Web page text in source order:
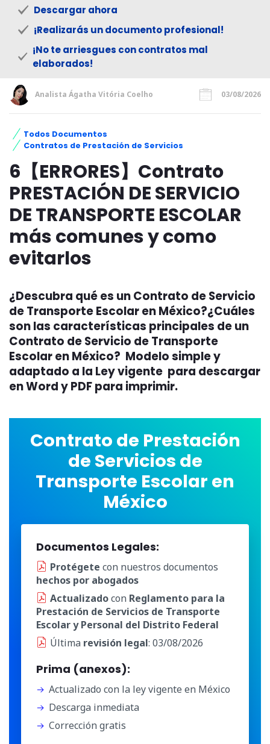
Descargar ahora
¡Realizarás un documento profesional!
¡No te arriesgues con contratos mal
elaborados!
Analista Ágatha Vitória Coelho 03/08/2026
Todos Documentos
Contratos de Prestación de Servicios
6【ERRORES】Contrato
PRESTACIÓN DE SERVICIO
DE TRANSPORTE ESCOLAR
más comunes y como
evitarlos
¿Descubra qué es un Contrato de Servicio
de Transporte Escolar en México?¿Cuáles
son las características principales de un
Contrato de Servicio de Transporte
Escolar en México? Modelo simple y
adaptado a la Ley vigente para descargar
en Word y PDF para imprimir.
Contrato de Prestación
de Servicios de
Transporte Escolar en
México
Documentos Legales:
Protégete con nuestros documentos
hechos por abogados
Actualizadocon Reglamento para la
Prestación de Servicios de Transporte
Escolar y Personal del Distrito Federal
Última revisión legal: 03/08/2026
Prima (anexos):
Actualizado con la ley vigente en México
Descarga inmediata
Corrección gratis